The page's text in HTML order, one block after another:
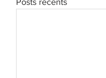
Posts récents